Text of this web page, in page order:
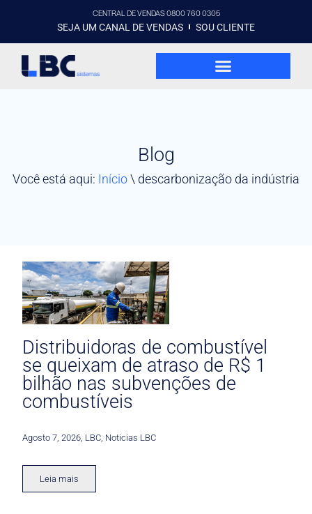
CENTRAL DE VENDAS 0800 760 0305
SEJA UM CANAL DE VENDAS SOU CLIENTE
Blog
Você está aqui: Início\ descarbonização da indústria
Distribuidoras de combustível
se queixam de atraso de R$ 1
bilhão nas subvenções de
combustíveis
Agosto 7, 2026 LBC Noticias LBC
Leia mais